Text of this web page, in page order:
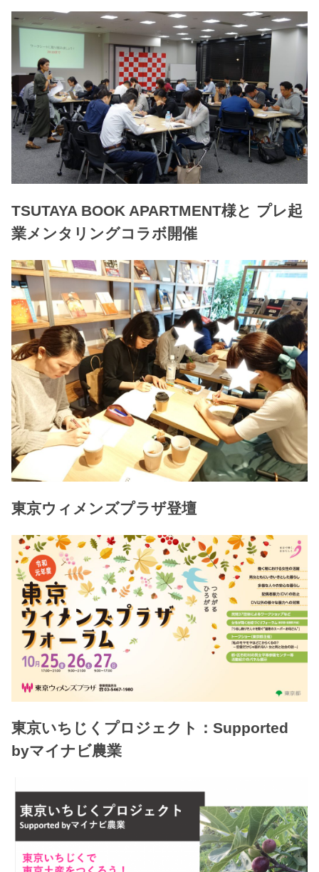
TSUTAYA BOOK APARTMENT様と プレ起
業メンタリングコラボ開催
東京ウィメンズプラザ登壇
東京いちじくプロジェクト：Supported
byマイナビ農業